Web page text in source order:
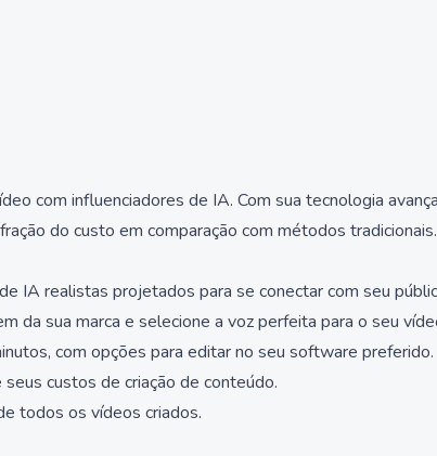
com influenciadores de IA. Com sua tecnologia
do custo em comparação com métodos tradicionais.
IA realistas projetados para se conectar com seu
da sua marca e selecione a voz perfeita para o seu
com opções para editar no seu software preferido.
custos de criação de conteúdo.
todos os vídeos criados.